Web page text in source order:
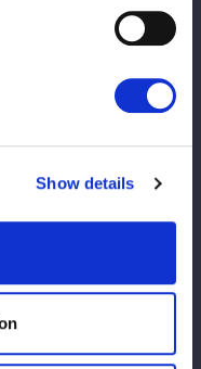
Show details